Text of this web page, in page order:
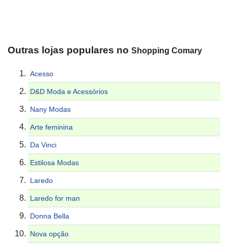
Outras lojas populares no Shopping Comary
Acesso
D&D Moda e Acessórios
Nany Modas
Arte feminina
Da Vinci
Estilosa Modas
Laredo
Laredo for man
Donna Bella
Nova opção